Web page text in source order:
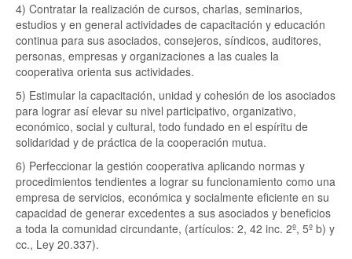
4) Contratar la realización de cursos, charlas, seminarios,
estudios y en general actividades de capacitación y educación
continua para sus asociados, consejeros, síndicos, auditores,
personas, empresas y organizaciones a las cuales la
cooperativa orienta sus actividades.
5) Estimular la capacitación, unidad y cohesión de los asociados
para lograr así elevar su nivel participativo, organizativo,
económico, social y cultural, todo fundado en el espíritu de
solidaridad y de práctica de la cooperación mutua.
6) Perfeccionar la gestión cooperativa aplicando normas y
procedimientos tendientes a lograr su funcionamiento como una
empresa de servicios, económica y socialmente eficiente en su
capacidad de generar excedentes a sus asociados y beneficios
a toda la comunidad circundante, (artículos: 2, 42 inc. 2º, 5º b) y
cc., Ley 20.337).